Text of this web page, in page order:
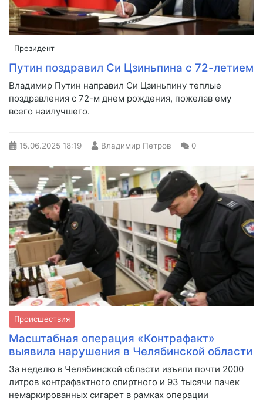
Президент
Путин поздравил Си Цзиньпина с 72-летием
Владимир Путин направил Си Цзиньпину теплые
поздравления с 72-м днем рождения, пожелав ему
всего наилучшего.
15.06.2025 18:19 Владимир Петров 0
Происшествия
Масштабная операция «Контрафакт»
выявила нарушения в Челябинской области
За неделю в Челябинской области изъяли почти 2000
литров контрафактного спиртного и 93 тысячи пачек
немаркированных сигарет в рамках операции